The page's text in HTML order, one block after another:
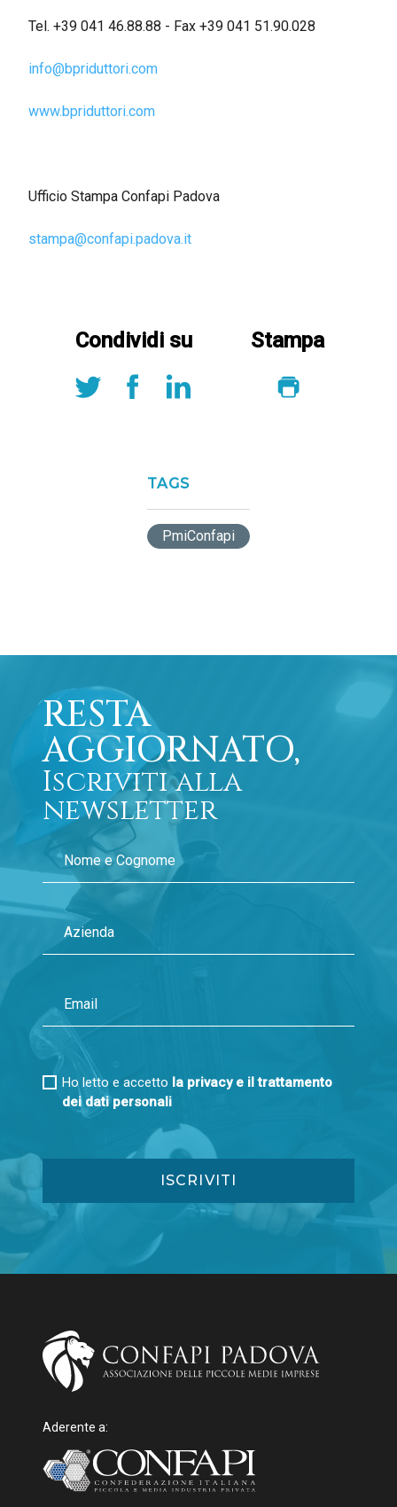
Tel. +39 041 46.88.88 - Fax +39 041 51.90.028
info@bpriduttori.com
www.bpriduttori.com
Ufficio Stampa Confapi Padova
stampa@confapi.padova.it
Condividi su Stampa
TAGS
PmiConfapi
RESTA
AGGIORNATO,
Iscriviti alla
newsletter
Ho letto e accetto la privacy e il trattamento
dei dati personali
Aderente a: